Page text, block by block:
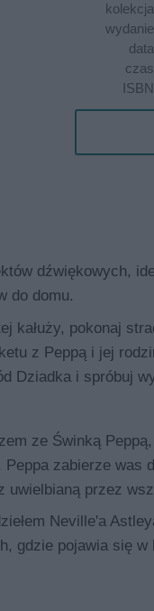
dźwiękowych,
do domu.
kałuży, pokonaj
z Peppą i jej
Dziadka i spróbuj
ze Świnką
zabierze
uwielbianą przez
Neville'a
gdzie pojawia się